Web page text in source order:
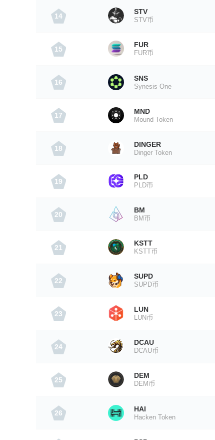
14
STV
STV币
15
FUR
FUR币
16 SNS
Synesis One
17 MND
Mound Token
18 DINGER
Dinger Token
19
PLD
PLD币
20
BM
BM币
21
KSTT
KSTT币
22
SUPD
SUPD币
23
LUN
LUN币
24
DCAU
DCAU币
25
DEM
DEM币
26 HAI
Hacken Token